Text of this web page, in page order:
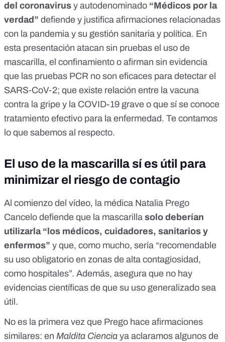
del coronavirus y autodenominado “Médicos por la
verdad” defiende y justifica afirmaciones relacionadas
con la pandemia y su gestión sanitaria y política. En
esta presentación atacan sin pruebas el uso de
mascarilla, el confinamiento o afirman sin evidencia
que las pruebas PCR no son eficaces para detectar el
SARS-CoV-2; que existe relación entre la vacuna
contra la gripe y la COVID-19 grave o que sí se conoce
tratamiento efectivo para la enfermedad. Te contamos
lo que sabemos al respecto.
El uso de la mascarilla sí es útil para
minimizar el riesgo de contagio
Al comienzo del vídeo, la médica Natalia Prego
Cancelo defiende que la mascarilla solo deberían
utilizarla “los médicos, cuidadores, sanitarios y
enfermos” y que, como mucho, sería “recomendable
su uso obligatorio en zonas de alta contagiosidad,
como hospitales”. Además, asegura que no hay
evidencias científicas de que su uso generalizado sea
útil.
No es la primera vez que Prego hace afirmaciones
similares: en Maldita Ciencia ya aclaramos algunos de